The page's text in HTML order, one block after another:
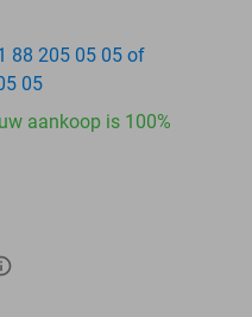
88 205 05 05 of
05
aankoop is 100%